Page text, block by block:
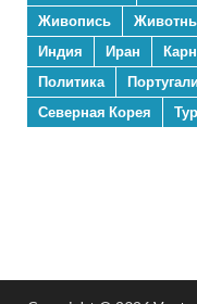
Живопись
Индия
Иран
Политика
Северная Корея